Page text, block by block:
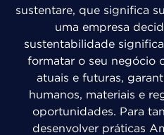
sustentare, que significa
uma empresa
sustentabilidade
formatar o seu negócio
atuais e futuras,
humanos, materiais e
oportunidades. Para
desenvolver práticas